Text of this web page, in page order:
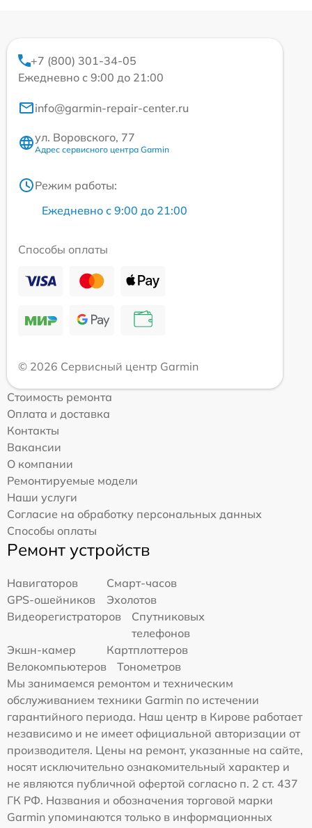
+7 (800) 301-34-05
Ежедневно с 9:00 до 21:00
info@garmin-repair-center.ru
ул. Воровского, 77
Адрес сервисного центра Garmin
Режим работы:
Ежедневно с 9:00 до 21:00
Способы оплаты
© 2026 Сервисный центр Garmin
Стоимость ремонта
Оплата и доставка
Контакты
Вакансии
О компании
Ремонтируемые модели
Наши услуги
Согласие на обработку персональных данных
Способы оплаты
Ремонт устройств
Навигаторов
Смарт-часов
GPS-ошейников
Эхолотов
Видеорегистраторов
Спутниковых
телефонов
Экшн-камер
Картплоттеров
Велокомпьютеров
Тонометров
Мы занимаемся ремонтом и техническим
обслуживанием техники Garmin по истечении
гарантийного периода. Наш центр в Кирове работает
независимо и не имеет официальной авторизации от
производителя. Цены на ремонт, указанные на сайте,
носят исключительно ознакомительный характер и
не являются публичной офертой согласно п. 2 ст. 437
ГК РФ. Названия и обозначения торговой марки
Garmin упоминаются только в информационных